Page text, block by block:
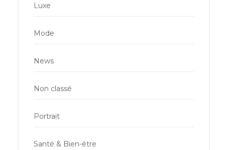
Luxe
Mode
News
Non classé
Portrait
Santé & Bien-être